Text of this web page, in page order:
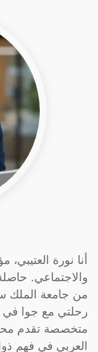
أنا نورة
والاجتماعي.
من جامعة الملك
متخصصة تقدم
العربي في فهم